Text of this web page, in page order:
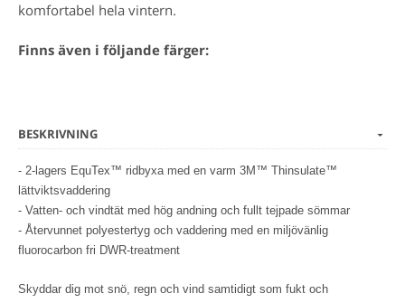
komfortabel hela vintern.
Finns även i följande färger:
BESKRIVNING
- 2-lagers EquTex™ ridbyxa med en varm 3M™ Thinsulate™
lättviktsvaddering
- Vatten- och vindtät med hög andning och fullt tejpade sömmar
- Återvunnet polyestertyg och vaddering med en miljövänlig
fluorocarbon fri DWR-treatment
Skyddar dig mot snö, regn och vind samtidigt som fukt och